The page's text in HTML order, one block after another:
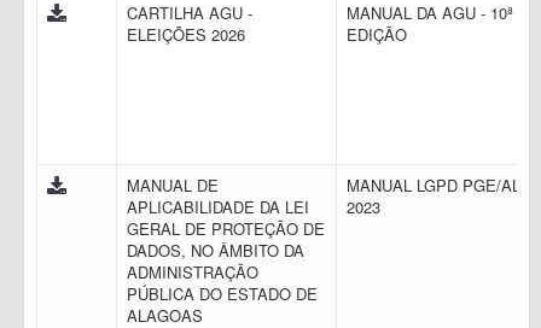
CARTILHA AGU -
ELEIÇÕES 2026
MANUAL DA AGU - 10ª
EDIÇÃO
MANUAL DE
APLICABILIDADE DA LEI
GERAL DE PROTEÇÃO DE
DADOS, NO ÂMBITO DA
ADMINISTRAÇÃO
PÚBLICA DO ESTADO DE
ALAGOAS
MANUAL LGPD PGE/AL
2023